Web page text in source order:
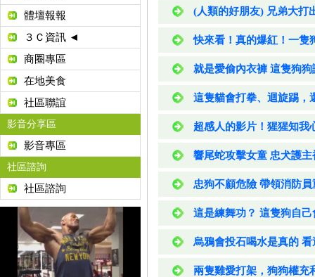
體壇報報
３Ｃ資訊 ◄
商圈專區
在地美食
社區聯誼
影音分享區
影音專區
社區諮詢
社區諮詢
(人類的好朋友) 兄弟大
快來看！真的爆紅！一隻
就是愛偷內衣褲 這隻狗
這隻貓會打拳、迴旋踢，
超感人的影片！猩猩知我
響尾蛇攻擊女童 忠犬護
忠狗不顧危險 帶領消防
這是練舞功？ 這隻狗自
烏鴉會投石喝水是真的
兩隻雞愛打架，狗狗權